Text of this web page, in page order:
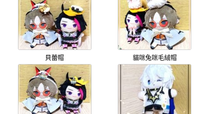
貝蕾帽 貓咪兔咪毛絨帽